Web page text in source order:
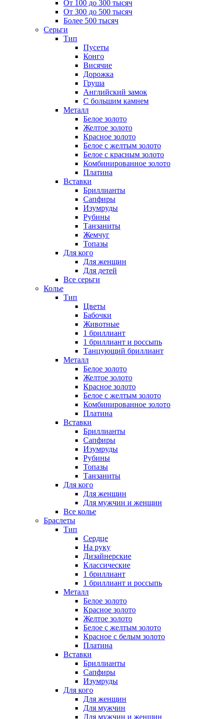
От 100 до 300 тысяч
От 300 до 500 тысяч
Более 500 тысяч
Серьги
Тип
Пусеты
Конго
Висячие
Дорожка
Груша
Английский замок
С большим камнем
Металл
Белое золото
Желтое золото
Красное золото
Белое с желтым золото
Белое с красным золото
Комбинированное золото
Платина
Вставки
Бриллианты
Сапфиры
Изумруды
Рубины
Танзаниты
Жемчуг
Топазы
Для кого
Для женщин
Для детей
Все серьги
Колье
Тип
Цветы
Бабочки
Животные
1 бриллиант
1 бриллиант и россыпь
Танцующий бриллиант
Металл
Белое золото
Желтое золото
Красное золото
Белое с желтым золото
Комбинированное золото
Платина
Вставки
Бриллианты
Сапфиры
Изумруды
Рубины
Топазы
Танзаниты
Для кого
Для женщин
Для мужчин и женщин
Все колье
Браслеты
Тип
Сердце
На руку
Дизайнерские
Классические
1 бриллиант
1 бриллиант и россыпь
Металл
Белое золото
Красное золото
Желтое золото
Белое с желтым золото
Красное с белым золото
Платина
Вставки
Бриллианты
Сапфиры
Изумруды
Для кого
Для женщин
Для мужчин
Для мужчин и женщин